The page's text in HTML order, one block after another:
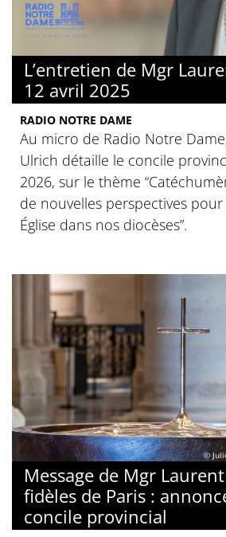
L’entretien de Mgr
12 avril 2025
RADIO NOTRE DAME
Au micro de Radio Notre
Ulrich détaille le concile
2026, sur le thème
de nouvelles perspectives
Église dans nos diocèses”.
©
Message de Mgr
fidèles de Paris :
concile provincial